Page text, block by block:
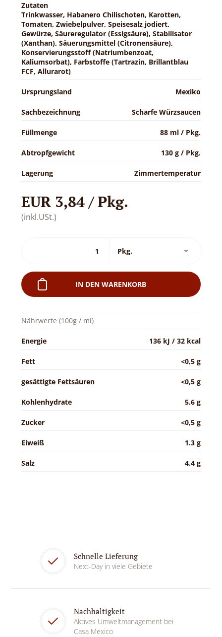
Zutaten
Trinkwasser, Habanero Chilischoten, Karotten,
Tomaten, Zwiebelpulver, Speisesalz jodiert,
Gewürze, Säureregulator (Essigsäure), Stabilisator
(Xanthan), Säuerungsmittel (Citronensäure),
Konservierungsstoff (Natriumbenzoat,
Kaliumsorbat), Farbstoffe (Tartrazin, Brillantblau
FCF, Allurarot)
Ursprungsland Mexiko
Sachbezeichnung Scharfe Würzsaucen
Füllmenge 88 ml / Pkg.
Abtropfgewicht 130 g / Pkg.
Lagerung Zimmertemperatur
EUR 3,84 / Pkg.
(inkl.USt.)
IN DEN WARENKORB
Nährwerte (100g / ml)
Energie 136 kJ / 32 kcal
Fett <0,5 g
gesättigte Fettsäuren <0,5 g
Kohlenhydrate 5.6 g
Zucker <0,5 g
Eiweiß 1.3 g
Salz 4.4 g
Schnelle Lieferung
Next-Day in viele Gebiete
Nachhaltigkeit
Aktives Umweltmanagement bei
Casa Mexico